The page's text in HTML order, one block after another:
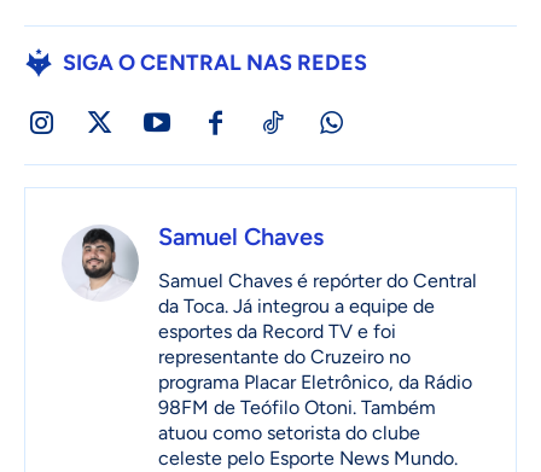
SIGA O CENTRAL NAS REDES
Samuel Chaves
Samuel Chaves é repórter do Central
da Toca. Já integrou a equipe de
esportes da Record TV e foi
representante do Cruzeiro no
programa Placar Eletrônico, da Rádio
98FM de Teófilo Otoni. Também
atuou como setorista do clube
celeste pelo Esporte News Mundo.